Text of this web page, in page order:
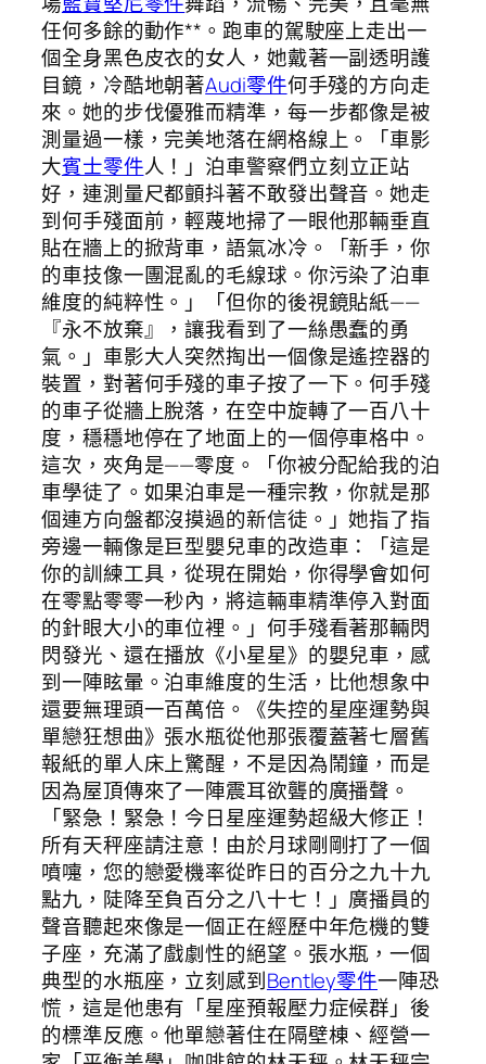
任何多餘的動作**。跑車的駕駛座上走出一
個全身黑色皮衣的女人，她戴著一副透明護
目鏡，冷酷地朝著Audi零件何手殘的方向走
來。她的步伐優雅而精準，每一步都像是被
測量過一樣，完美地落在網格線上。「車影
大賓士零件人！」泊車警察們立刻立正站
好，連測量尺都顫抖著不敢發出聲音。她走
到何手殘面前，輕蔑地掃了一眼他那輛垂直
貼在牆上的掀背車，語氣冰冷。「新手，你
的車技像一團混亂的毛線球。你污染了泊車
維度的純粹性。」「但你的後視鏡貼紙——
『永不放棄』，讓我看到了一絲愚蠢的勇
氣。」車影大人突然掏出一個像是遙控器的
裝置，對著何手殘的車子按了一下。何手殘
的車子從牆上脫落，在空中旋轉了一百八十
度，穩穩地停在了地面上的一個停車格中。
這次，夾角是——零度。「你被分配給我的泊
車學徒了。如果泊車是一種宗教，你就是那
個連方向盤都沒摸過的新信徒。」她指了指
旁邊一輛像是巨型嬰兒車的改造車：「這是
你的訓練工具，從現在開始，你得學會如何
在零點零零一秒內，將這輛車精準停入對面
的針眼大小的車位裡。」何手殘看著那輛閃
閃發光、還在播放《小星星》的嬰兒車，感
到一陣眩暈。泊車維度的生活，比他想象中
還要無理頭一百萬倍。《失控的星座運勢與
單戀狂想曲》張水瓶從他那張覆蓋著七層舊
報紙的單人床上驚醒，不是因為鬧鐘，而是
因為屋頂傳來了一陣震耳欲聾的廣播聲。
「緊急！緊急！今日星座運勢超級大修正！
所有天秤座請注意！由於月球剛剛打了一個
噴嚏，您的戀愛機率從昨日的百分之九十九
點九，陡降至負百分之八十七！」廣播員的
聲音聽起來像是一個正在經歷中年危機的雙
子座，充滿了戲劇性的絕望。張水瓶，一個
典型的水瓶座，立刻感到Bentley零件一陣恐
慌，這是他患有「星座預報壓力症候群」後
的標準反應。他單戀著住在隔壁棟、經營一